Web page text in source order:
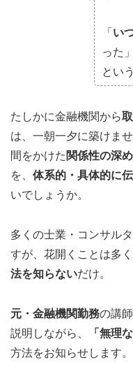
「 い
った」
とい
たしかに金融機関から
は、一朝一夕に築けま
間をかけた 関係性の深
を、 体系的・具体的に
いでしょうか。
多くの士業・コンサル
すが、花開くことは多
法を知らないだけ。
元・金融機関勤務の講
説明しながら、
「無理
方法をお知らせします。